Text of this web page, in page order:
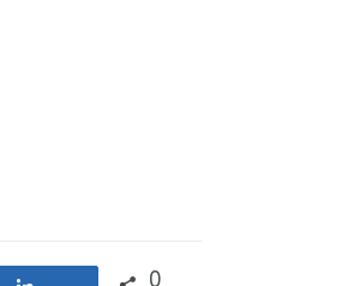
0